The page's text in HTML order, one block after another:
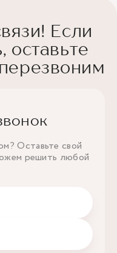
Если
Оставьте свой
решить любой